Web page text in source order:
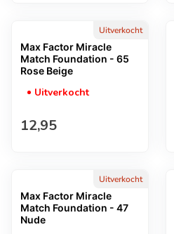
Uitverkocht
Max Factor Miracle
Match Foundation - 65
Rose Beige
Uitverkocht
Normale prijs
12,95
Uitverkocht
Max Factor Miracle
Match Foundation - 47
Nude